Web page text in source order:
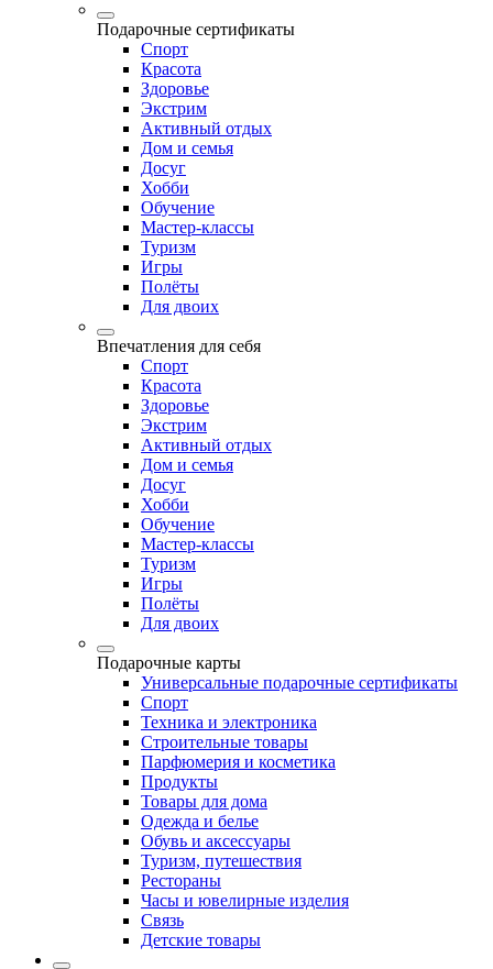
Подарочные сертификаты
Спорт
Красота
Здоровье
Экстрим
Активный отдых
Дом и семья
Досуг
Хобби
Обучение
Мастер-классы
Туризм
Игры
Полёты
Для двоих
Впечатления для себя
Спорт
Красота
Здоровье
Экстрим
Активный отдых
Дом и семья
Досуг
Хобби
Обучение
Мастер-классы
Туризм
Игры
Полёты
Для двоих
Подарочные карты
Универсальные подарочные сертификаты
Спорт
Техника и электроника
Строительные товары
Парфюмерия и косметика
Продукты
Товары для дома
Одежда и белье
Обувь и аксессуары
Туризм, путешествия
Рестораны
Часы и ювелирные изделия
Связь
Детские товары